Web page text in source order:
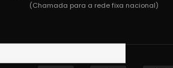
(Chamada para a rede fixa nacional)